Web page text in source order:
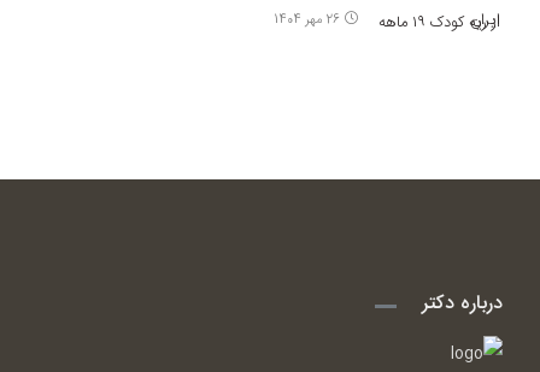
26 مهر 1404
درباره دکتر